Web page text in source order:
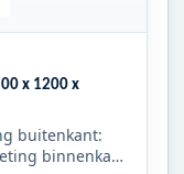
x 1200 x
buitenkant:
binnenkant: